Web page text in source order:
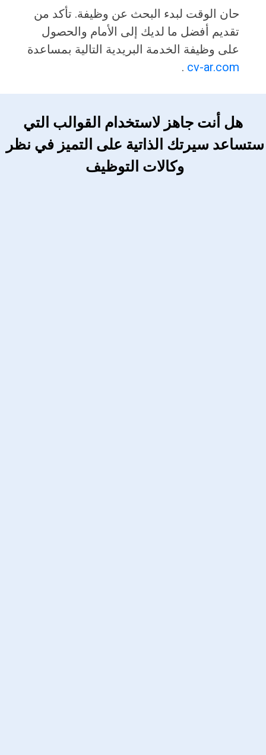
حان الوقت لبدء البحث عن وظيفة. تأكد من
تقديم أفضل ما لديك إلى الأمام والحصول
على وظيفة الخدمة البريدية التالية بمساعدة
cv-ar.com
.
هل أنت جاهز لاستخدام القوالب التي
ستساعد سيرتك الذاتية على التميز في نظر
وكالات التوظيف